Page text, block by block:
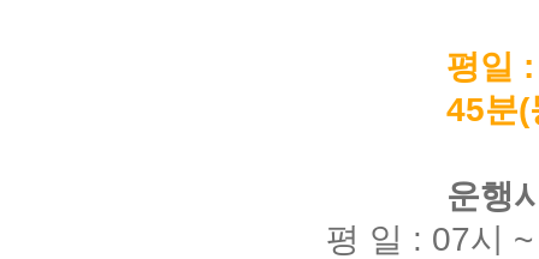
평일
45분(
운행
평 일 : 07시